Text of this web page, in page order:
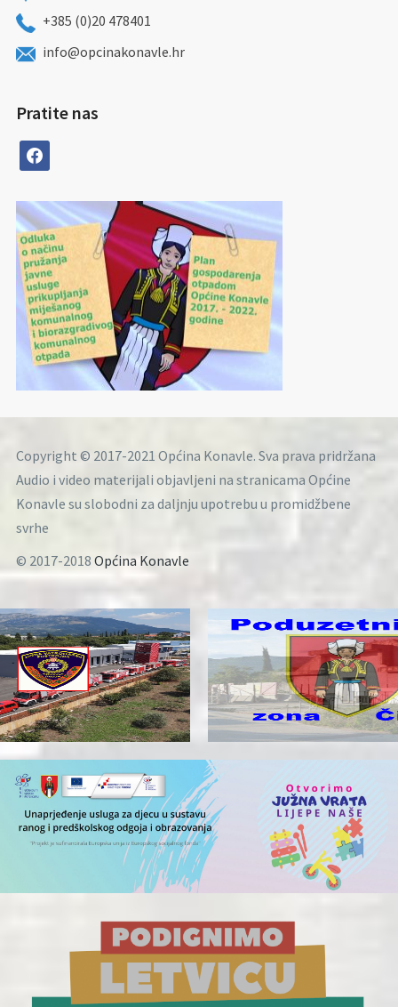
+385 (0)20 478401
info@opcinakonavle.hr
Pratite nas
facebook
Copyright © 2017-2021 Općina Konavle. Sva prava pridržana
Audio i video materijali objavljeni na stranicama Općine
Konavle su slobodni za daljnju upotrebu u promidžbene
svrhe
© 2017-2018 Općina Konavle